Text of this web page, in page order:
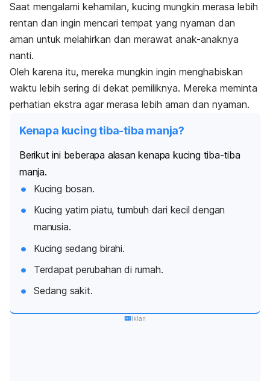
Saat mengalami kehamilan, kucing mungkin merasa lebih
rentan dan ingin mencari tempat yang nyaman dan
aman untuk melahirkan dan merawat anak-anaknya
nanti.
Oleh karena itu, mereka mungkin ingin menghabiskan
waktu lebih sering di dekat pemiliknya. Mereka meminta
perhatian ekstra agar merasa lebih aman dan nyaman.
Kenapa kucing tiba-tiba manja?
Berikut ini beberapa alasan kenapa kucing tiba-tiba
manja.
Kucing bosan.
Kucing yatim piatu, tumbuh dari kecil dengan
manusia.
Kucing sedang birahi.
Terdapat perubahan di rumah.
Sedang sakit.
Iklan